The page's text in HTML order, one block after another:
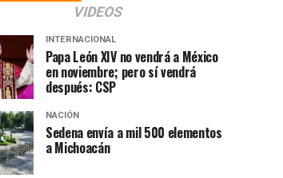
VIDEOS
INTERNACIONAL
Papa León XIV no vendrá a México
en noviembre; pero sí vendrá
después: CSP
NACIÓN
Sedena envía a mil 500 elementos
a Michoacán